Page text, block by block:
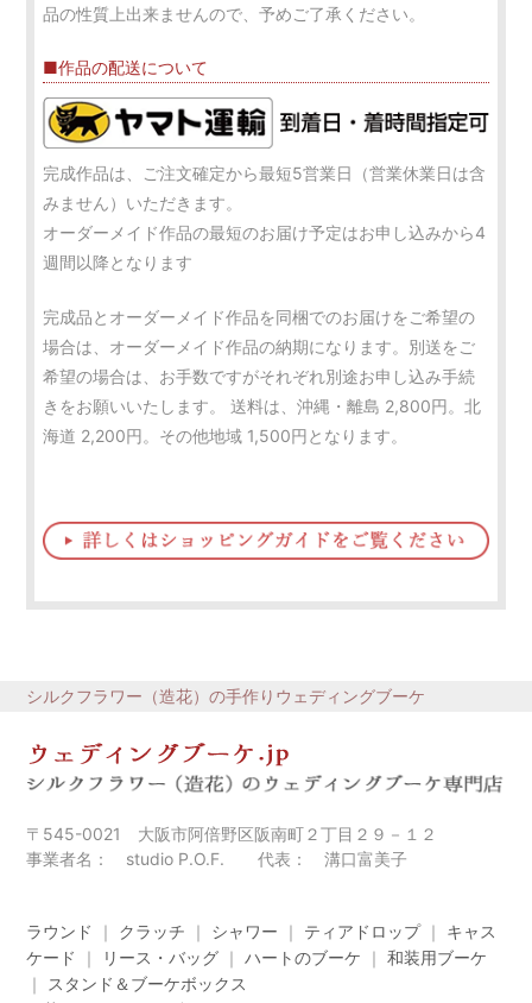
品の性質上出来ませんので、予めご了承ください。
■作品の配送について
完成作品は、ご注文確定から最短5営業日（営業休業日は含
みません）いただきます。
オーダーメイド作品の最短のお届け予定はお申し込みから4
週間以降となります
完成品とオーダーメイド作品を同梱でのお届けをご希望の
場合は、オーダーメイド作品の納期になります。別送をご
希望の場合は、お手数ですがそれぞれ別途お申し込み手続
きをお願いいたします。 送料は、沖縄・離島 2,800円。北
海道 2,200円。その他地域 1,500円となります。
シルクフラワー（造花）の手作りウェディングブーケ
〒545-0021 大阪市阿倍野区阪南町２丁目２９－１２
事業者名： studio P.O.F. 代表： 溝口富美子
ラウンド ｜ クラッチ ｜ シャワー ｜ ティアドロップ｜ キャス
ケード
｜ リース・バッグ ｜ハートのブーケ ｜和装用ブーケ
｜ スタンド＆ブーケボックス